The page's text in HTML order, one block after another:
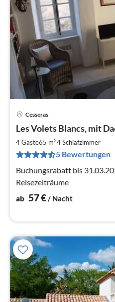
Cesseras
Les Volets Blancs, mit
4 Gäste65 m24Schlafzimmer
5 Bewertungen
Buchungsrabatt bis
Reisezeiträume
ab 57€/ Nacht